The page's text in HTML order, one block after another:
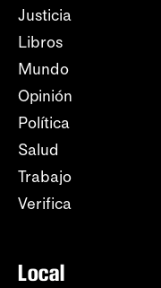
Justicia
Libros
Mundo
Opinión
Política
Salud
Trabajo
Verifica
Local